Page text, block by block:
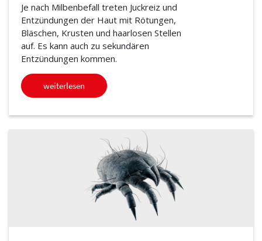
Je nach Milbenbefall treten Juckreiz und
Entzündungen der Haut mit Rötungen,
Bläschen, Krusten und haarlosen Stellen
auf. Es kann auch zu sekundären
Entzündungen kommen.
weiterlesen